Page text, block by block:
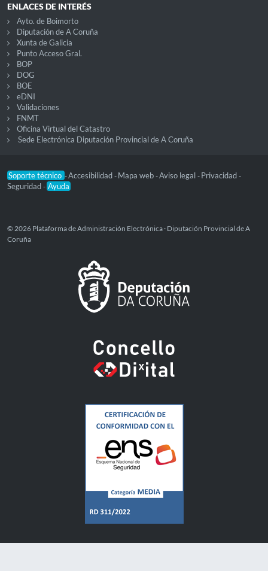
ENLACES DE INTERÉS
Ayto. de Boimorto
Diputación de A Coruña
Xunta de Galicia
Punto Acceso Gral.
BOP
DOG
BOE
eDNI
Validaciones
FNMT
Oficina Virtual del Catastro
Sede Electrónica Diputación Provincial de A Coruña
Soporte técnico -Accesibilidad - Mapa web -Aviso legal - Privacidad -
Seguridad - Ayuda
© 2026 Plataforma de Administración Electrónica · Diputación Provincial de A
Coruña